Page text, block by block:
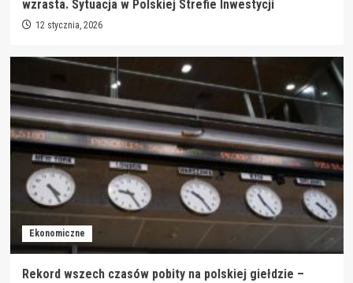
wzrasta. Sytuacja w Polskiej Strefie Inwestycji
12 stycznia, 2026
Ekonomiczne
Rekord wszech czasów pobity na polskiej giełdzie –